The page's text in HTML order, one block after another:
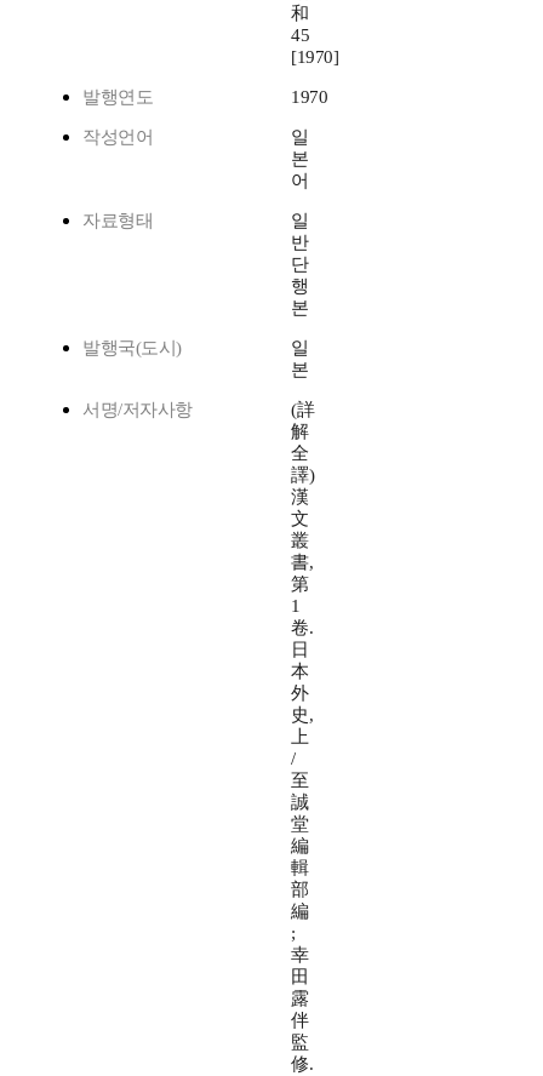
和
45
[1970]
발행연도 1970
작성언어
일
본
어
자료형태
일
반
단
행
본
발행국(도시)
일
본
서명/저자사항
(詳
解
全
譯)
漢
文
叢
書,
第
1
卷.
日
本
外
史,
上
/
至
誠
堂
編
輯
部
編
;
幸
田
露
伴
監
修.